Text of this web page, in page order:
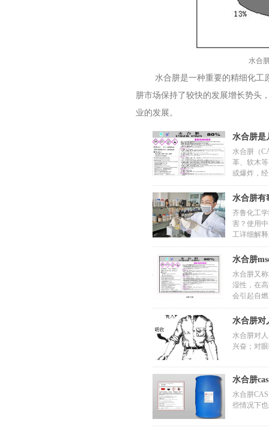
水合
水合肼是一种重要的精细化工原
肼市场保持了较快的发展增长势头
业的发展。
八、相关知识解惑：
水合肼是
水合肼（
革、软木
或爆炸，
控。
水合肼有
齐鲁化工
害？使用
工详细解
水合肼
水合肼又
湿性，在
会引起自
水合肼对
水合肼对
兴奋；对
水合肼cas
水合肼
些情况下